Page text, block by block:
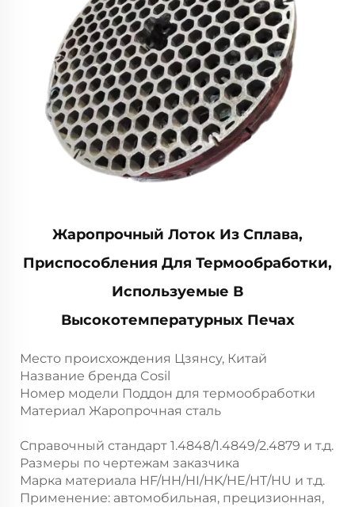
Жаропрочный Лоток Из Сплава,
Приспособления Для Термообработки,
Используемые В
Высокотемпературных Печах
Место происхождения Цзянсу, Китай
Название бренда Cosil
Номер модели Поддон для термообработки
Материал Жаропрочная сталь
Справочный стандарт 1.4848/1.4849/2.4879 и т.д.
Размеры по чертежам заказчика
Марка материала HF/HH/HI/HK/HE/HT/HU и т.д.
Применение: автомобильная, прецизионная,